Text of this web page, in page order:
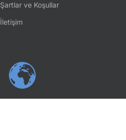
Şartlar ve Koşullar
İletişim